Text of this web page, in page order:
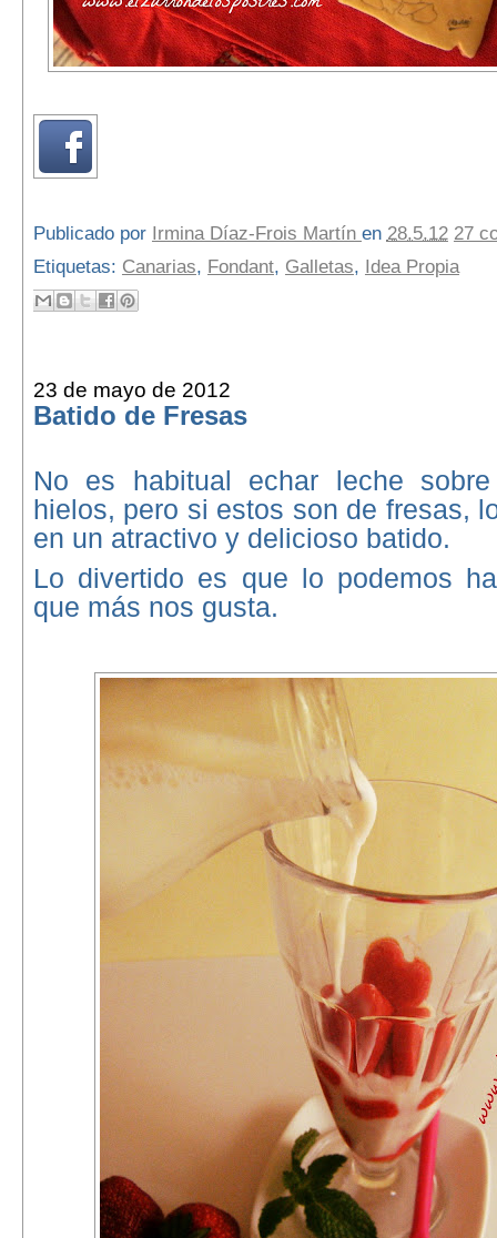
Publicado por Irmina Díaz-Frois Martín en 28.5.12 27
Etiquetas: Canarias, Fondant, Galletas, Idea Propia
23 de mayo de 2012
Batido de Fresas
No es habitual echar leche
hielos, pero si estos son de fresas,
en un atractivo y delicioso batido.
Lo divertido es que lo podemos
que más nos gusta.